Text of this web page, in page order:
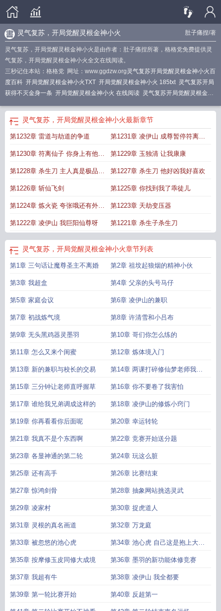
肚子痛捏/著
灵气复苏，开局觉醒灵根金神小火
灵气复苏，开局觉醒灵根金神小火是由作者：肚子痛捏所著，格格党免费提供灵
气复苏，开局觉醒灵根金神小火全文在线阅读。
三秒记住本站：格格党 网址：www.ggdzw.org灵气复苏开局觉醒灵根金神小火百
度百科 开局觉醒灵根金神小火TXT 开局觉醒灵根金神小火 185txt 灵气复苏开局
获得不灭金身一条 开局觉醒灵根金神小火 在线阅读 灵气复苏开局觉醒灵根金神
小火@番茄[赞同
开局觉醒灵根金神小火 灵气复苏开局觉醒金色武魂免费
复苏开局觉醒三个异能飞卢
灭金身笔趣阁灵气复苏之开局签到金龙血脉
灵气复苏，开局觉醒灵根金神小火最新章节
第1232章 雷道与劫道的争道 第1231章 凌伊山 成尊暂停符离仙
子我去接
第1230章 符离仙子 你身上有他的
香水味
第1229章 玉独清 让我康康
第1228章 杀生刀 主人真是极品刀
架子
第1227章 杀生刀 他好凶我好喜欢
第1226章 斩仙飞剑 第1225章 你找到我了乖徒儿
第1224章 炼火瓷 夸张哦还有外卖
上门的
第1223章 天劫变压器
第1222章 凌伊山 我巨阳仙尊呀 第1221章 杀生子杀生刀
灵气复苏，开局觉醒灵根金神小火章节列表
第1章 三句话让魔尊圣主不离婚 第2章 祖坟起狼烟的精神小伙
第3章 我超盒 第4章 父亲的头号马仔
第5章 家庭会议 第6章 凌伊山的兼职
第7章 初战炼气境 第8章 许清雪和小吕布
第9章 无头黑鸡器灵墨羽 第10章 哥们你怎么练的
第11章 怎么又来个闺蜜 第12章 炼体境入门
第13章 新的兼职与校长的交易 第14章 两课打碎修仙梦老师我是
文化生
第15章 三分钟让老师直呼握草 第16章 你不要卷了我害怕
第17章 谁给我兄弟调成这样的 第18章 凌伊山的修炼小窍门
第19章 你再看看你后面呢 第20章 幸运转轮
第21章 我真不是个东西啊 第22章 竞赛开始送分题
第23章 各显神通的第二轮 第24章 玩这么脏
第25章 还有高手 第26章 比赛结束
第27章 惊鸿剑骨 第28章 抽象网站挑选灵武
第29章 凌家村 第30章 捉虎道人
第31章 灵根的真名画道 第32章 万龙庭
第33章 被忽悠的池心虎 第34章 池心虎 自己这是抱上大腿
了
第35章 按摩修玉皮同修大成境 第36章 墨羽的新功能体修竞赛
第37章 我超有牛 第38章 凌伊山 我全都要
第39章 第一轮比赛开始 第40章 反超第一